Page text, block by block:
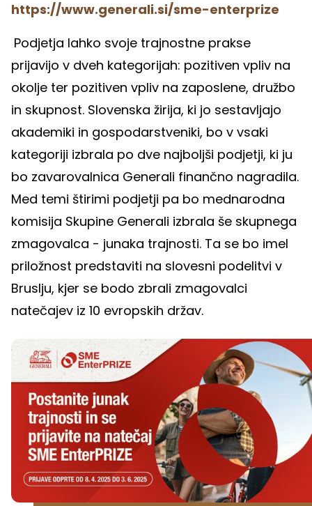
https://www.generali.si/sme-enterprize
Podjetja lahko svoje trajnostne prakse
prijavijo v dveh kategorijah: pozitiven vpliv na
okolje ter pozitiven vpliv na zaposlene, družbo
in skupnost. Slovenska žirija, ki jo sestavljajo
akademiki in gospodarstveniki, bo v vsaki
kategoriji izbrala po dve najboljši podjetji, ki ju
bo zavarovalnica Generali finančno nagradila.
Med temi štirimi podjetji pa bo mednarodna
komisija Skupine Generali izbrala še skupnega
zmagovalca - junaka trajnosti. Ta se bo imel
priložnost predstaviti na slovesni podelitvi v
Bruslju, kjer se bodo zbrali zmagovalci
natečajev iz 10 evropskih držav.